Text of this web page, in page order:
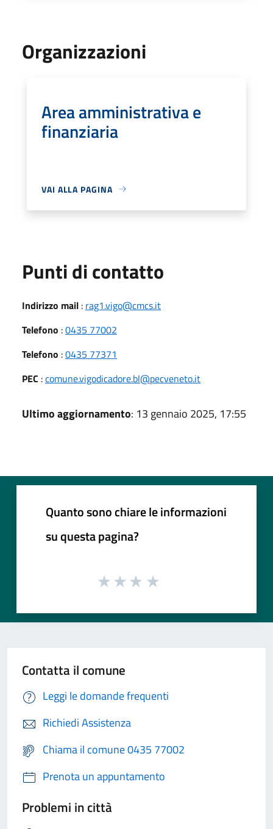
Organizzazioni
Area amministrativa e
finanziaria
VAI ALLA PAGINA
Punti di contatto
Indirizzo mail : rag1.vigo@cmcs.it
Telefono :0435 77002
Telefono :0435 77371
PEC :comune.vigodicadore.bl@pecveneto.it
Ultimo aggiornamento: 13 gennaio 2025, 17:55
Quanto sono chiare le informazioni
su questa pagina?
Contatta il comune
Leggi le domande frequenti
Richiedi Assistenza
Chiama il comune 0435 77002
Prenota un appuntamento
Problemi in città